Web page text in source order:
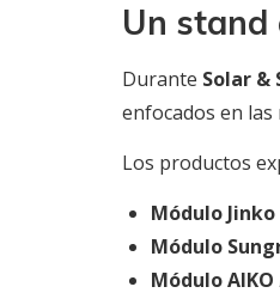
Un
Durante Solar &
enfocados en las
Los productos
Módulo
Módulo
Módulo AIKO